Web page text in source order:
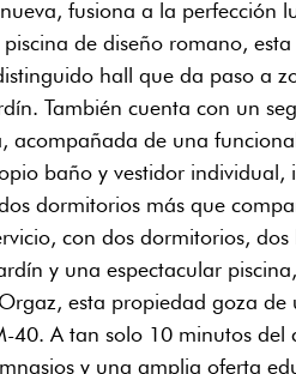
fusiona a la
de diseño romano,
hall que da paso a
También cuenta con un
de una
baño y vestidor
dormitorios más que
con dos dormitorios,
y una espectacular
esta propiedad goza
A tan solo 10 minutos del
y una amplia oferta